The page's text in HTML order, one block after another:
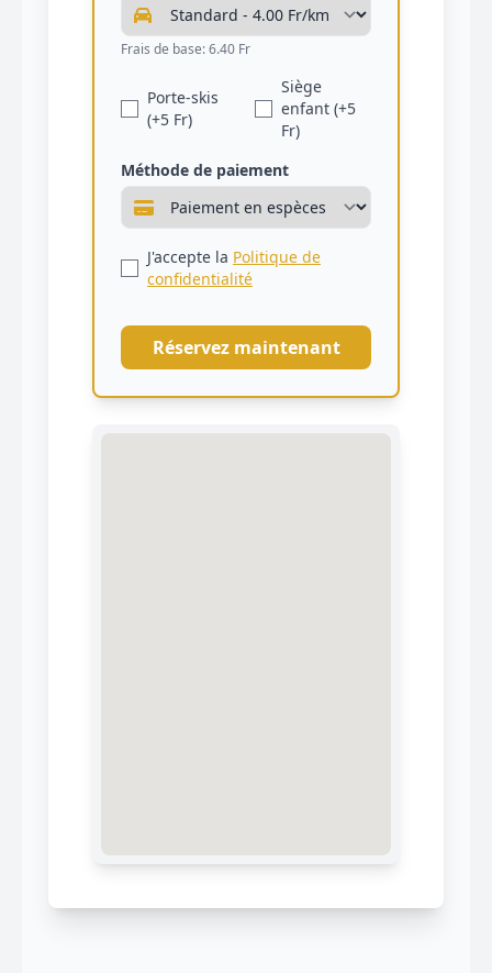
Frais de base: 6.40 Fr
Porte-skis
(+5 Fr)
Siège
enfant (+5
Fr)
Méthode de paiement
J'accepte la Politique de
confidentialité
Réservez maintenant